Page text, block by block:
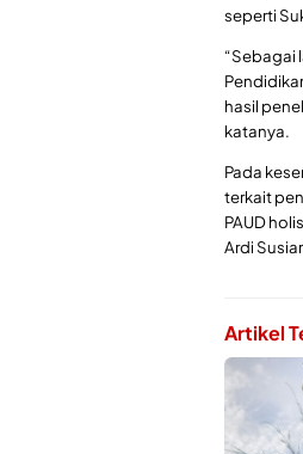
seperti
“Sebagai
hasil
katanya.
Pada
terkait
PAUD
Ardi
Artikel